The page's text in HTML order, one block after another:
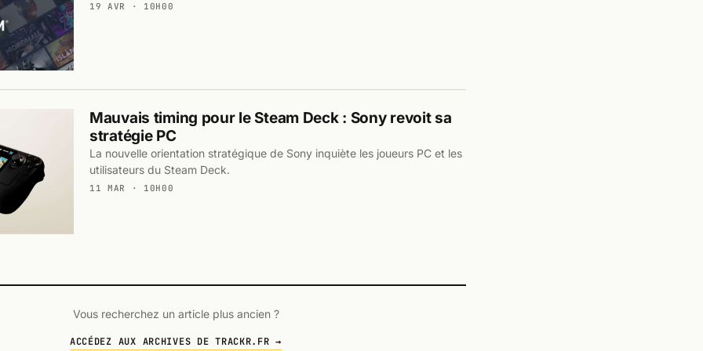
19 AVR · 10H00
Mauvais timing pour le Steam Deck : Sony revoit sa
stratégie PC
La nouvelle orientation stratégique de Sony inquiète les joueurs PC et les
utilisateurs du Steam Deck.
11 MAR · 10H00
Vous recherchez un article plus ancien ?
ACCÉDEZ AUX ARCHIVES DE TRACKR.FR →